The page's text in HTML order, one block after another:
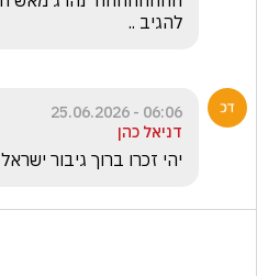
להגיב ..
06:06 - 25.06.2026
דניאל כהן
יהי זכרו ברוך גיבור ישראל